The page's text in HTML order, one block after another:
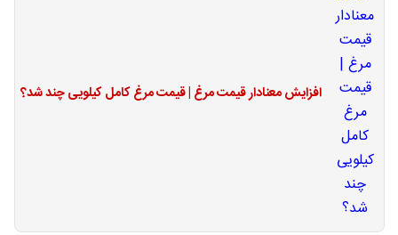
افزایش معنادار قیمت مرغ | قیمت مرغ کامل کیلویی چند شد؟